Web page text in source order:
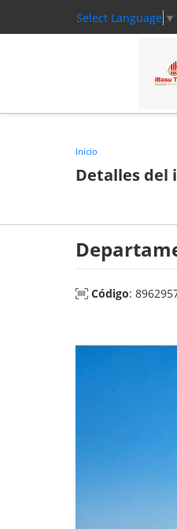
Select Language ▼
Inicio
Detalles del
Código: